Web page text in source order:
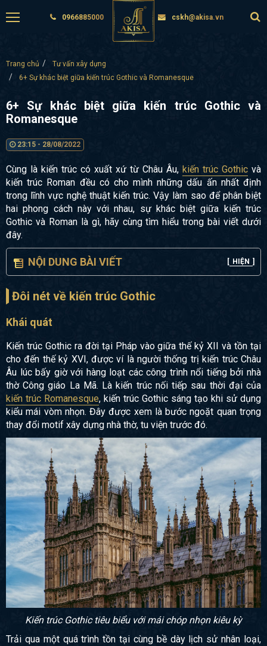
0966885000 cskh@akisa.vn
Trang chủ
Tư vấn xây dựng
6+ Sự khác biệt giữa kiến trúc Gothic và Romanesque
6+ Sự khác biệt giữa kiến trúc Gothic và
Romanesque
23:15 - 28/08/2022
Cùng là kiến trúc có xuất xứ từ Châu Âu, kiến trúc Gothic và
kiến trúc Roman đều có cho mình những dấu ấn nhất định
trong lĩnh vực nghệ thuật kiến trúc. Vậy làm sao để phân biệt
hai phong cách này với nhau, sự khác biệt giữa kiến trúc
Gothic và Roman là gì, hãy cùng tìm hiểu trong bài viết dưới
đây.
NỘI DUNG BÀI VIẾT [ HIỆN ]
Đôi nét về kiến trúc Gothic
Khái quát
Kiến trúc Gothic ra đời tại Pháp vào giữa thế kỷ XII và tồn tại
cho đến thế kỷ XVI, được ví là người thống trị kiến trúc Châu
Âu lúc bấy giờ với hàng loạt các công trình nổi tiếng bởi nhà
thờ Công giáo La Mã. Là kiến trúc nối tiếp sau thời đại của
kiến trúc Romanesque, kiến trúc Gothic sáng tạo khi sử dụng
kiểu mái vòm nhọn. Đây được xem là bước ngoặt quan trọng
thay đổi motif xây dựng nhà thờ, tu viện trước đó.
Kiến trúc Gothic tiêu biểu với mái chóp nhọn kiêu kỳ
Trải qua một quá trình tồn tại cùng bề dày lịch sử nhân loại,